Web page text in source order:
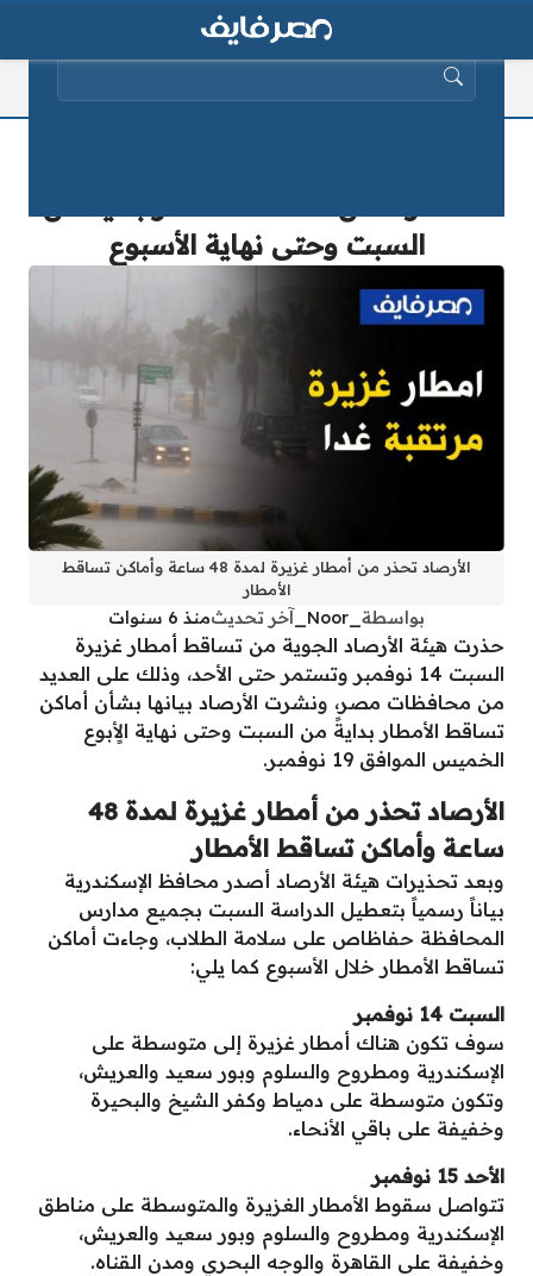
السبت وحتى نهاية الأسبوع
الأرصاد تحذر من أمطار غزيرة لمدة 48 ساعة وأماكن تساقط
الأمطار
بواسطة آخر تحديثمنذ 6 سنوات
حذرت هيئة الأرصاد الجوية من تساقط أمطار غزيرة
السبت 14 نوفمبر وتستمر حتى الأحد، وذلك على العديد
من محافظات مصر، ونشرت الأرصاد بيانها بشأن أماكن
تساقط الأمطار بدايةً من السبت وحتى نهاية الأٍبوع
الخميس الموافق 19 نوفمبر.
الأرصاد تحذر من أمطار غزيرة لمدة 48
ساعة وأماكن تساقط الأمطار
وبعد تحذيرات هيئة الأرصاد أصدر محافظ الإسكندرية
بياناً رسمياً بتعطيل الدراسة السبت بجميع مدارس
المحافظة حفاظاص على سلامة الطلاب، وجاءت أماكن
تساقط الأمطار خلال الأسبوع كما يلي:
السبت 14 نوفمبر
سوف تكون هناك أمطار غزيرة إلى متوسطة على
الإسكندرية ومطروح والسلوم وبور سعيد والعريش،
وتكون متوسطة على دمياط وكفر الشيخ والبحيرة
وخفيفة على باقي الأنحاء.
الأحد 15 نوفمبر
تتواصل سقوط الأمطار الغزيرة والمتوسطة على مناطق
الإسكندرية ومطروح والسلوم وبور سعيد والعريش،
وخفيفة على القاهرة والوجه البحري ومدن القناه.
البحث عن: